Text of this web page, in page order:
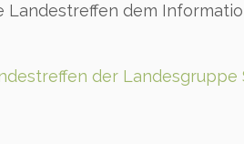
dem
der Landesgruppe